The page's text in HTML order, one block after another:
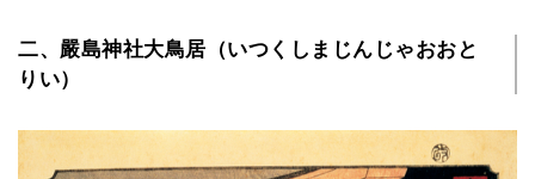
二、嚴島神社大鳥居（いつくしまじんじゃおおと
りい）